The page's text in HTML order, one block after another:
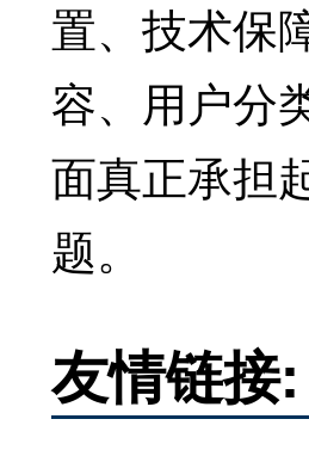
置、技术保
容、用户分
面真正承担
题。
友情链接: